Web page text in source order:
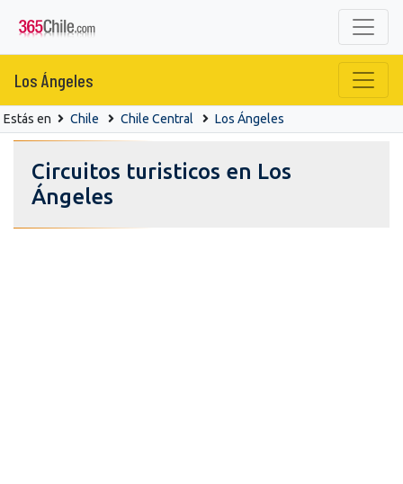
Los Ángeles
Estás en Chile Chile Central Los Ángeles
Circuitos turisticos en Los
Ángeles